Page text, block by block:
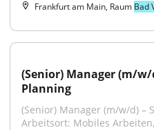
Frankfurt am Main, Raum Bad
(Senior) Manager (m/w/
Planning
(Senior) Manager (m/w/d) –
Arbeitsort: Mobiles